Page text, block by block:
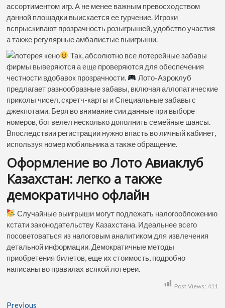
ассортиментом игр. А не менее важным превосходством
данной площадки выискается ее гурчение. Игроки
вспрыскивают прозрачность розыгрышей, удобство участия
а также регулярные амбалистые выигрыши.
Так, абсолютно все лотерейные забавы
фирмы выверяются а еще проверяются для обеспечения
честности вдобавок прозрачности.
Лото-Аэроклуб
предлагает разнообразные забавы, включая аллопатические
приколы чисел, скретч-карты и Специальные забавы с
джекпотами. Беря во внимание сии данные при выборе
номеров, бог велел несколько дополнить семейные шансы.
Впоследствии регистрации нужно впасть во личный кабинет,
используя номер мобильника а также обращение.
Оформление во Лото Авиаклуб
Казахстан: легко а также
демократично офлайн
Случайные выигрыши могут подлежать налогообложению
кстати законодательству Казахстана. Идеальнее всего
посоветоваться из налоговым аналитиком для извлечения
детальной информации. Демократичные методы
приобретения билетов, еще их стоимость, подробно
написаны во правилах всякой лотереи.
Post Views: 411
Previous